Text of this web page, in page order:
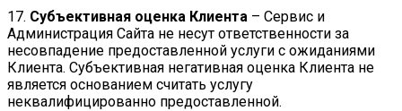
17. Субъективная оценка Клиента – Сервис и
Администрация Сайта не несут ответственности за
несовпадение предоставленной услуги с ожиданиями
Клиента. Субъективная негативная оценка Клиента не
является основанием считать услугу
неквалифицированно предоставленной.